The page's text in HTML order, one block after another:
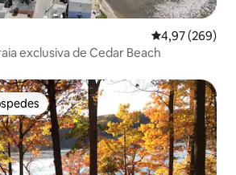
4,97 de uma
4,97 (269)
exclusiva de Cedar Beach
dos hóspedes